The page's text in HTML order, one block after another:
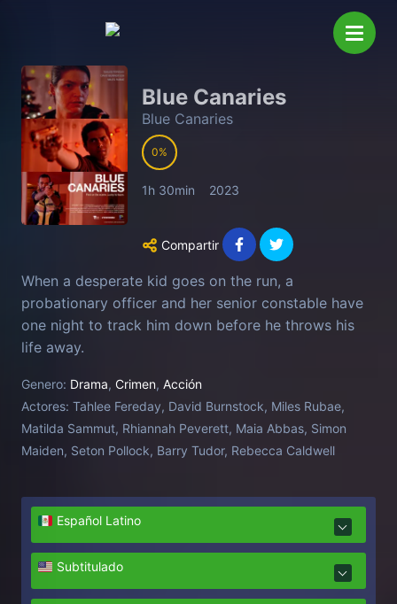
Blue Canaries
Blue Canaries
0
1h 30min 2023
Compartir
When a desperate kid goes on the run, a
probationary officer and her senior constable have
one night to track him down before he throws his
life away.
Genero: Drama, Crimen, Acción
Actores: Tahlee Fereday, David Burnstock, Miles Rubae,
Matilda Sammut, Rhiannah Peverett, Maia Abbas, Simon
Maiden, Seton Pollock, Barry Tudor, Rebecca Caldwell
Español Latino
Subtitulado